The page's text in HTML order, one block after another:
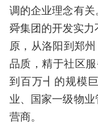
调的企业理念有
舜集团的开发实
原，从洛阳到郑
品质，精于社区
到百万┫的规模
业、国家一级物
营商。